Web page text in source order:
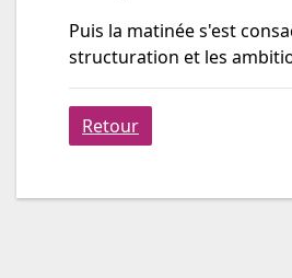
Puis la matinée s'est
structuration et les
Retour